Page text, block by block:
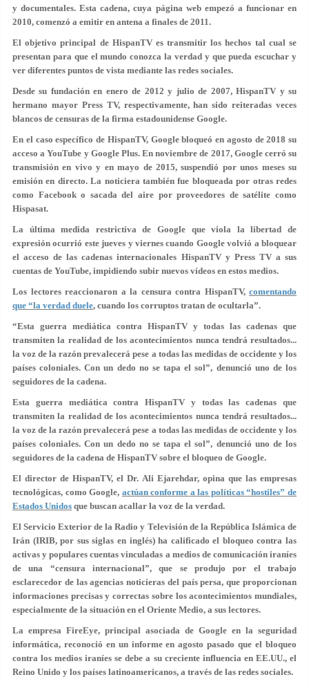
y documentales. Esta cadena, cuya página web empezó a funcionar en
2010, comenzó a emitir en antena a finales de 2011.
El objetivo principal de HispanTV es transmitir los hechos tal cual se
presentan para que el mundo conozca la verdad y que pueda escuchar y
ver diferentes puntos de vista mediante las redes sociales.
Desde su fundación en enero de 2012 y julio de 2007, HispanTV y su
hermano mayor Press TV, respectivamente, han sido reiteradas veces
blancos de censuras de la firma estadounidense Google.
En el caso específico de HispanTV, Google bloqueó en agosto de 2018 su
acceso a YouTube y Google Plus. En noviembre de 2017, Google cerró su
transmisión en vivo y en mayo de 2015, suspendió por unos meses su
emisión en directo. La noticiera también fue bloqueada por otras redes
como Facebook o sacada del aire por proveedores de satélite como
Hispasat.
La última medida restrictiva de Google que viola la libertad de
expresión ocurrió este jueves y viernes cuando Google volvió a bloquear
el acceso de las cadenas internacionales HispanTV y Press TV a sus
cuentas de YouTube, impidiendo subir nuevos vídeos en estos medios.
Los lectores reaccionaron a la censura contra HispanTV, comentando
que “la verdad duele, cuando los corruptos tratan de ocultarla”.
“Esta guerra mediática contra HispanTV y todas las cadenas que
transmiten la realidad de los acontecimientos nunca tendrá resultados...
la voz de la razón prevalecerá pese a todas las medidas de occidente y los
países coloniales. Con un dedo no se tapa el sol”, denunció uno de los
seguidores de la cadena.
Esta guerra mediática contra HispanTV y todas las cadenas que
transmiten la realidad de los acontecimientos nunca tendrá resultados...
la voz de la razón prevalecerá pese a todas las medidas de occidente y los
países coloniales. Con un dedo no se tapa el sol”, denunció uno de los
seguidores de la cadena de HispanTV sobre el bloqueo de Google.
El director de HispanTV, el Dr. Ali Ejarehdar, opina que las empresas
tecnológicas, como Google, actúan conforme a las políticas “hostiles” de
Estados Unidos que buscan acallar la voz de la verdad.
El Servicio Exterior de la Radio y Televisión de la República Islámica de
Irán (IRIB, por sus siglas en inglés) ha calificado el bloqueo contra las
activas y populares cuentas vinculadas a medios de comunicación iraníes
de una “censura internacional”, que se produjo por el trabajo
esclarecedor de las agencias noticieras del país persa, que proporcionan
informaciones precisas y correctas sobre los acontecimientos mundiales,
especialmente de la situación en el Oriente Medio, a sus lectores.
La empresa FireEye, principal asociada de Google en la seguridad
informática, reconoció en un informe en agosto pasado que el bloqueo
contra los medios iraníes se debe a su creciente influencia en EE.UU., el
Reino Unido y los países latinoamericanos, a través de las redes sociales.